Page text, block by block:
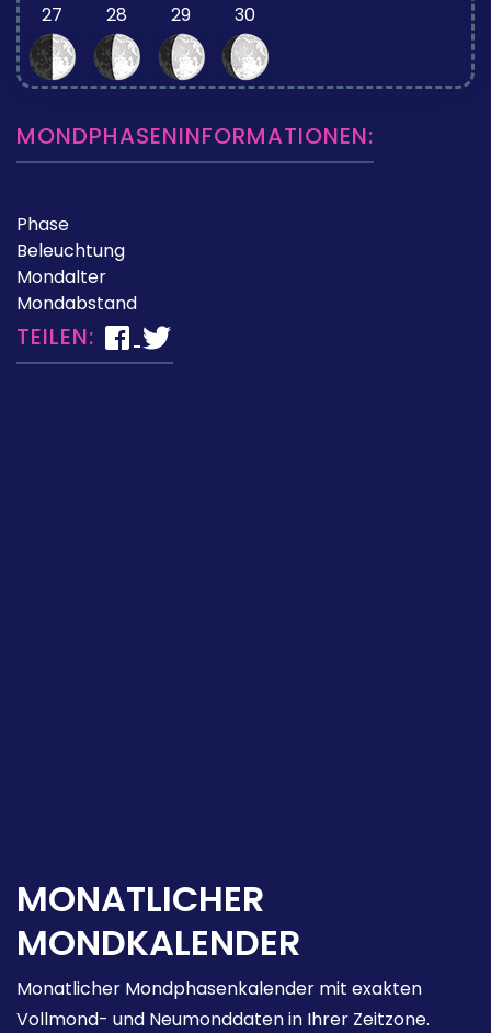
27
28 29 30
MONDPHASENINFORMATIONEN:
Phase
Beleuchtung
Mondalter
Mondabstand
TEILEN:
MONATLICHER
MONDKALENDER
Monatlicher Mondphasenkalender mit exakten
Vollmond- und Neumonddaten in Ihrer Zeitzone.